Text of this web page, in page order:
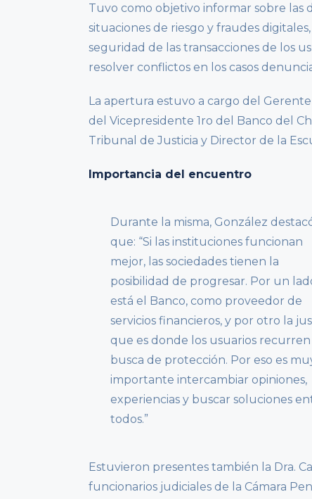
Tuvo como objetivo informar sobre las
situaciones de riesgo y fraudes
seguridad de las transacciones de los
resolver conflictos en los casos
La apertura estuvo a cargo del
del Vicepresidente 1ro del Banco del
Tribunal de Justicia y Director de la
Importancia del encuentro
Durante la misma, González
que: “Si las instituciones funcionan
mejor, las sociedades tienen la
posibilidad de progresar. Por un
está el Banco, como proveedor de
servicios financieros, y por otro la
que es donde los usuarios
busca de protección. Por eso es
importante intercambiar opiniones,
experiencias y buscar soluciones
todos.”
Estuvieron presentes también la Dra.
funcionarios judiciales de la Cámara